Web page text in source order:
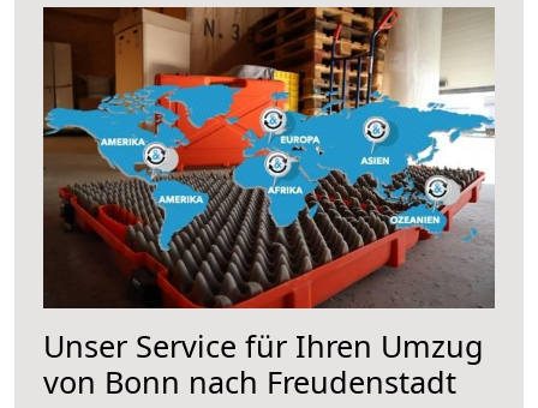
Unser Service für Ihren Umzug
von Bonn nach Freudenstadt